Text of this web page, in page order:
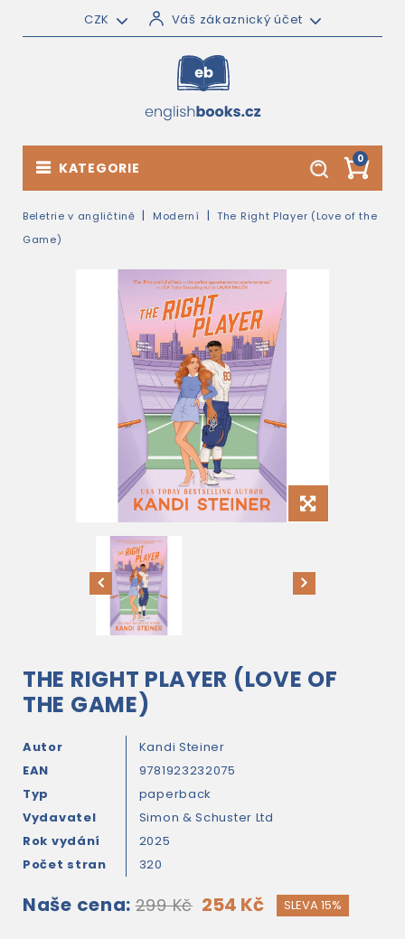
CZK Váš zákaznický účet
0
KATEGORIE
Beletrie v angličtině Moderní
The Right Player (Love of the
Game)
THE RIGHT PLAYER (LOVE OF
THE GAME)
Autor
Kandi Steiner
EAN
9781923232075
Typ
paperback
Vydavatel
Simon & Schuster Ltd
Rok vydání
2025
Počet stran
320
Naše cena: 299 Kč 254 Kč SLEVA 15%